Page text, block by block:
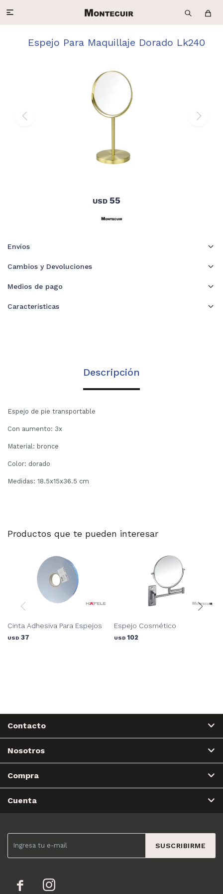

Espejo Para Maquillaje Dorado Lk240
USD 55
Envíos
Cambios y Devoluciones
Medios de pago
Características
Descripción
Espejo de pie transportable
Con aumento: 3x
Material: bronce
Color: dorado
Medidas: 18.5x15x36.5 cm
Productos que te pueden interesar
Cinta Adhesiva Para Espejos
USD 37
Espejo Cosmético
USD 102
SUSCRIBIRME
 
Contacto
Nosotros
Compra
Cuenta